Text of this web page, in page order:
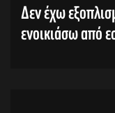
Δεν έχω
ενοικιάσω από